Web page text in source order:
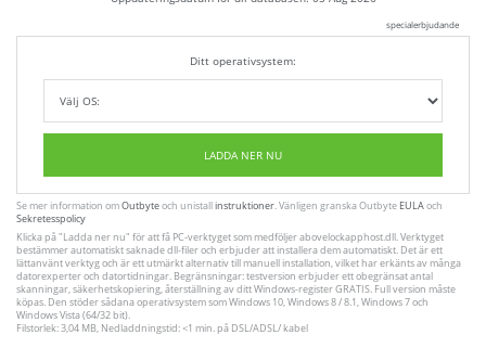
specialerbjudande
Ditt operativsystem:
LADDA NER NU
Se mer information omOutbyteoch unistallinstruktioner. Vänligen granska Outbyte EULAoch
Sekretesspolicy
Klicka på"Ladda ner nu" för att få PC-verktyget som medföljer abovelockapphost.dll. Verktyget
bestämmer automatiskt saknade dll-filer och erbjuder att installera dem automatiskt. Det är ett
lättanvänt verktyg och är ett utmärkt alternativ till manuell installation, vilket har erkänts av många
datorexperter och datortidningar. Begränsningar: testversion erbjuder ett obegränsat antal
skanningar, säkerhetskopiering, återställning av ditt Windows-register GRATIS. Full version måste
köpas. Den stöder sådana operativsystem som Windows 10, Windows 8 / 8.1, Windows 7 och
Windows Vista (64/32 bit).
Filstorlek: 3,04 MB, Nedladdningstid: <1 min. på DSL/ADSL/ kabel